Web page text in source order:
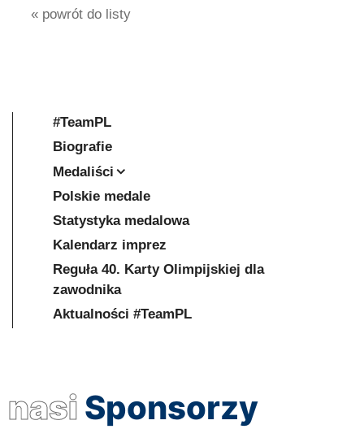
« powrót do listy
#TeamPL
Biografie
Medaliści
Polskie medale
Statystyka medalowa
Kalendarz imprez
Reguła 40. Karty Olimpijskiej dla
zawodnika
Aktualności #TeamPL
nasi Sponsorzy